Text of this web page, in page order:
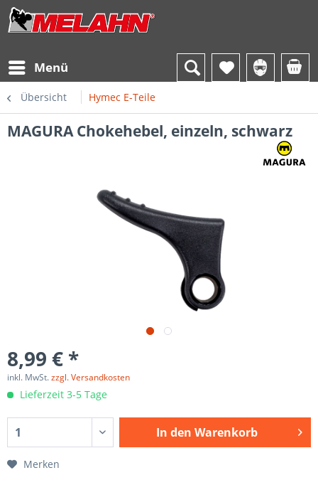
Menü
Übersicht Hymec E-Teile
MAGURA Chokehebel, einzeln, schwarz
8,99 € *
inkl. MwSt.zzgl. Versandkosten
Lieferzeit 3-5 Tage
In den Warenkorb
Merken